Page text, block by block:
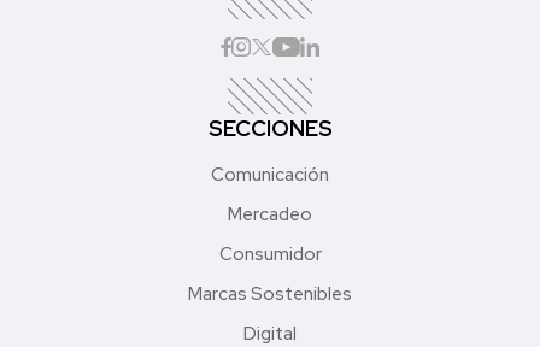
SECCIONES
Comunicación
Mercadeo
Consumidor
Marcas Sostenibles
Digital